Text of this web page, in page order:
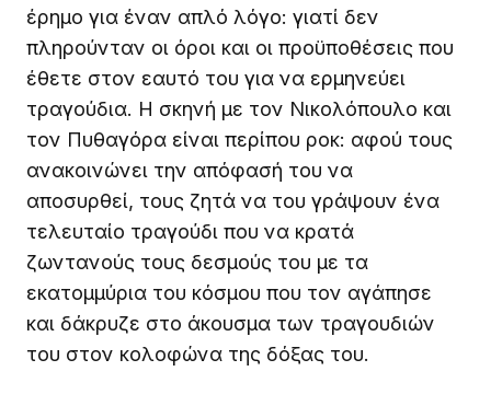
έρημο για έναν απλό λόγο: γιατί δεν
πληρούνταν οι όροι και οι προϋποθέσεις που
έθετε στον εαυτό του για να ερμηνεύει
τραγούδια. Η σκηνή με τον Νικολόπουλο και
τον Πυθαγόρα είναι περίπου ροκ: αφού τους
ανακοινώνει την απόφασή του να
αποσυρθεί, τους ζητά να του γράψουν ένα
τελευταίο τραγούδι που να κρατά
ζωντανούς τους δεσμούς του με τα
εκατομμύρια του κόσμου που τον αγάπησε
και δάκρυζε στο άκουσμα των τραγουδιών
του στον κολοφώνα της δόξας του.